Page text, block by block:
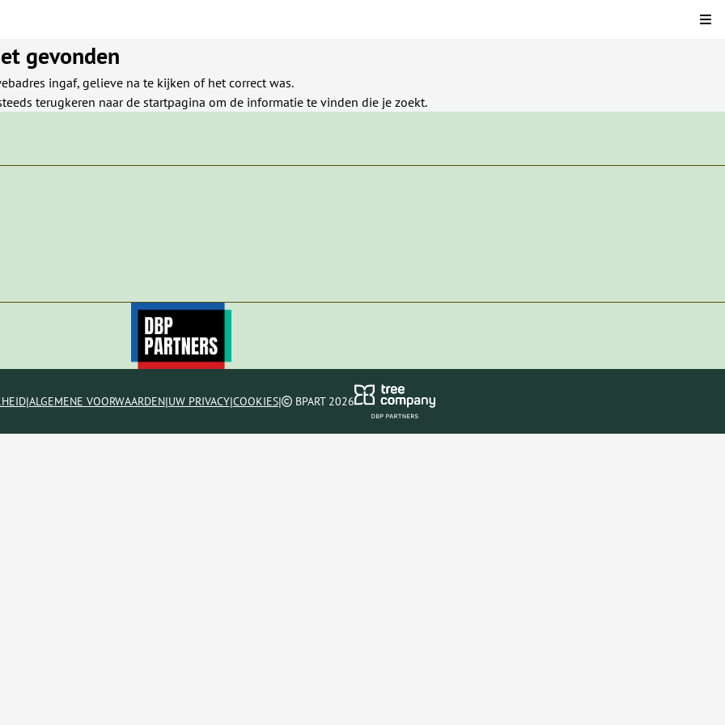
gevonden
ingaf, gelieve na te kijken of het correct was.
terugkeren naar de startpagina om de informatie te vinden die je zoekt.
|ALGEMENE VOORWAARDEN|UW PRIVACY|COOKIES| BPART 2026